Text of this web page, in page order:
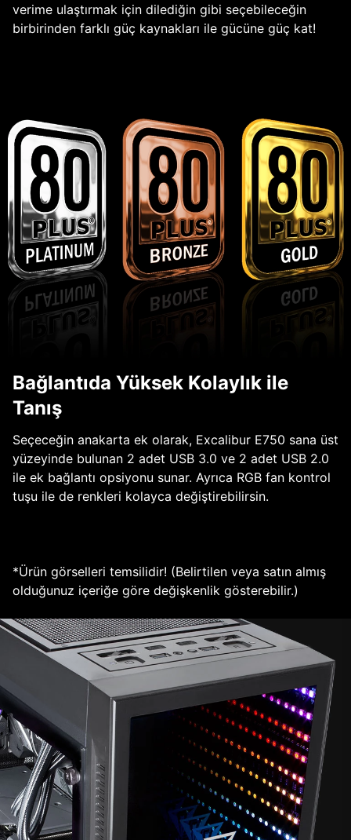
verime ulaştırmak için dilediğin gibi seçebileceğin
birbirinden farklı güç kaynakları ile gücüne güç kat!
Bağlantıda Yüksek Kolaylık ile
Tanış
Seçeceğin anakarta ek olarak, Excalibur E750 sana üst
yüzeyinde bulunan 2 adet USB 3.0 ve 2 adet USB 2.0
ile ek bağlantı opsiyonu sunar. Ayrıca RGB fan kontrol
tuşu ile de renkleri kolayca değiştirebilirsin.
*Ürün görselleri temsilidir! (Belirtilen veya satın almış
olduğunuz içeriğe göre değişkenlik gösterebilir.)